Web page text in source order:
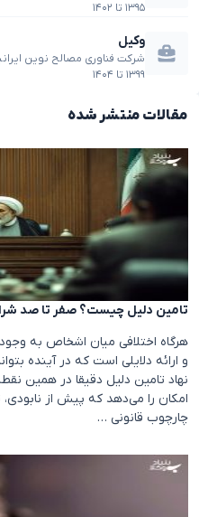
۱۳۹۵ تا ۱۴۰۲
وکیل
شرکت فناوری مصالح نوین
۱۳۹۹ تا ۱۴۰۴
مقالات منتشر شده
تامین دلیل چیست؟ صفر تا صد
هرگاه اختلافی میان اشخاص به
و ارائه دلایلی است که در آینده
نهاد تامین دلیل دقیقا در همین
امکان را می‌دهد که پیش از نابودی،
چارچوب قانونی …